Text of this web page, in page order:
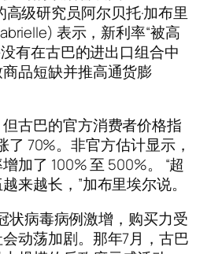
高级研究员阿尔贝托·加布里
表示，新利率“被高
有在古巴的进出口组合中
品短缺并推高通货膨
古巴的官方消费者价格指
了 70%。非官方估计显示，
加了 100% 至 500%。 “超
来越长，”加布里埃尔说。
状病毒病例激增，购买力受
动荡加剧。那年7月，古巴